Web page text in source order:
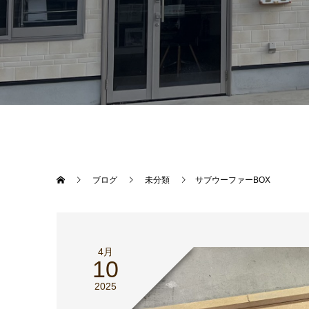
ブログ 未分類 サブウーファーBOX
4月
10
2025